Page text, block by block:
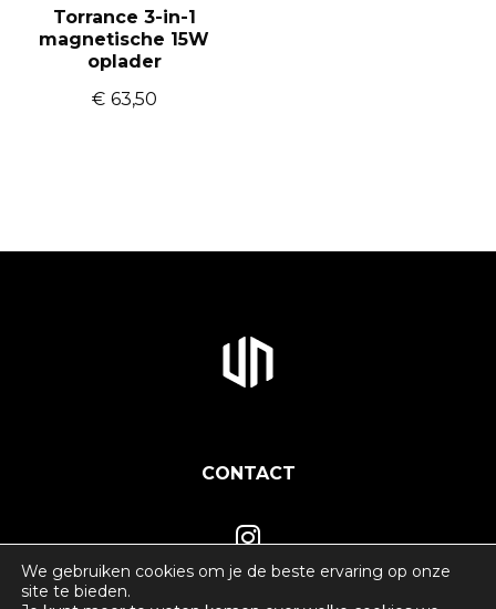
Torrance 3-in-1
magnetische 15W
oplader
€ 63,50
CONTACT
We gebruiken cookies om je de beste ervaring op onze
site te bieden.